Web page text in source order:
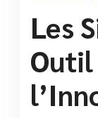
Les